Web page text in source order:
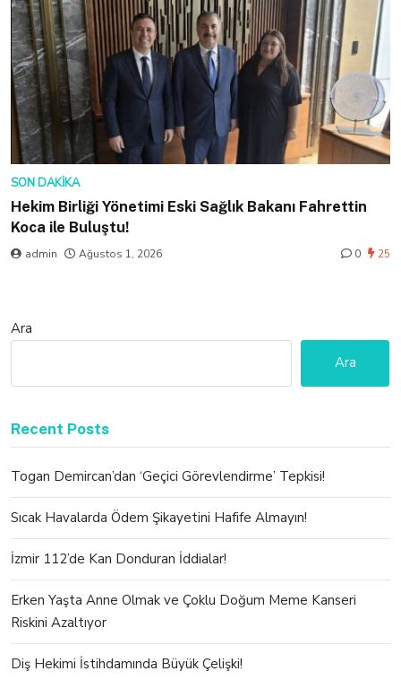
SON DAKIKA
Hekim Birliği Yönetimi Eski Sağlık Bakanı Fahrettin
Koca ile Buluştu!
admin Ağustos 1, 2026 0 25
Ara
Ara
Recent Posts
Togan Demircan’dan ‘Geçici Görevlendirme’ Tepkisi!
Sıcak Havalarda Ödem Şikayetini Hafife Almayın!
İzmir 112’de Kan Donduran İddialar!
Erken Yaşta Anne Olmak ve Çoklu Doğum Meme Kanseri
Riskini Azaltıyor
Diş Hekimi İstihdamında Büyük Çelişki!